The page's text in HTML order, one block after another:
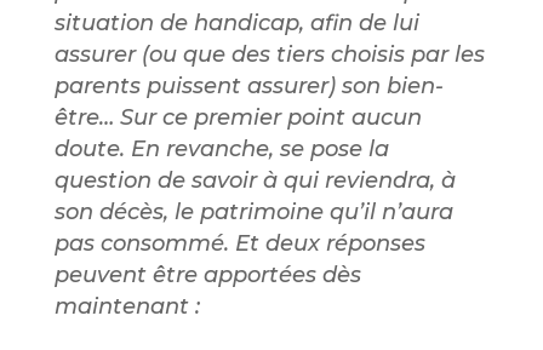
situation de handicap, afin de lui
assurer (ou que des tiers choisis par les
parents puissent assurer) son bien-
être… Sur ce premier point aucun
doute. En revanche, se pose la
question de savoir à qui reviendra, à
son décès, le patrimoine qu’il n’aura
pas consommé. Et deux réponses
peuvent être apportées dès
maintenant :